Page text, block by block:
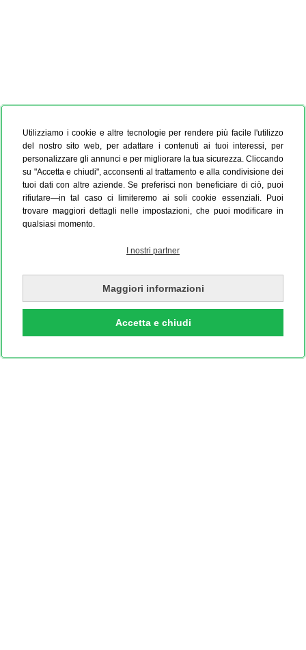
Utilizziamo i cookie e altre tecnologie per rendere più facile l'utilizzo
del nostro sito web, per adattare i contenuti ai tuoi interessi, per
personalizzare gli annunci e per migliorare la tua sicurezza. Cliccando
su "Accetta e chiudi", acconsenti al trattamento e alla condivisione dei
tuoi dati con altre aziende. Se preferisci non beneficiare di ciò, puoi
rifiutare—in tal caso ci limiteremo ai soli cookie essenziali. Puoi
trovare maggiori dettagli nelle impostazioni, che puoi modificare in
qualsiasi momento.
I nostri partner
Maggiori informazioni
Accetta e chiudi